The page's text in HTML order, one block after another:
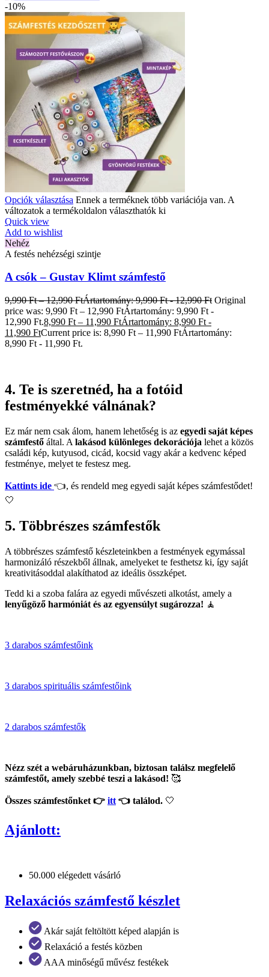
-10%
Opciók választása Ennek a terméknek több variációja van. A
változatok a termékoldalon választhatók ki
Quick view
Add to wishlist
Nehéz
A festés nehézségi szintje
A csók – Gustav Klimt számfestő
9,990Ft – 12,990FtÁrtartomány: 9,990 Ft - 12,990 Ft Original
price was: 9,990 Ft – 12,990 FtÁrtartomány: 9,990 Ft -
12,990 Ft.8,990 Ft – 11,990 FtÁrtartomány: 8,990 Ft -
11,990 FtCurrent price is: 8,990 Ft – 11,990 FtÁrtartomány:
8,990 Ft - 11,990 Ft.
4. Te is szeretnéd, ha a fotóid
festményekké válnának?
Ez már nem csak álom, hanem lehetőség is az egyedi saját képes
számfestő által. A lakásod különleges dekorációja lehet a közös
családi kép, kutyusod, cicád, kocsid vagy akár a kedvenc képed
festménye, melyet te festesz meg.
Kattints ide 👈, és rendeld meg egyedi saját képes számfestődet!
🤍
5. Többrészes számfestők
A többrészes számfestő készleteinkben a festmények egymással
harmonizáló részekből állnak, amelyeket te festhetsz ki, így saját
kreativitásoddal alakíthatod az ideális összképet.
Tedd ki a szoba falára az egyedi művészeti alkotást, amely a
lenyűgöző harmóniát és az egyensúlyt sugározza! 🧘‍
3 darabos számfestőink
3 darabos spirituális számfestőink
2 darabos számfestők
Nézz szét a webáruházunkban, biztosan találsz megfelelő
számfestőt, amely szebbé teszi a lakásod! 🥰
Összes számfestőnket 👉 itt 👈 találod. 🤍
Ajánlott:
50.000 elégedett vásárló
Relaxációs számfestő készlet
Akár saját feltöltött képed alapján is
Relaxáció a festés közben
AAA minőségű művész festékek